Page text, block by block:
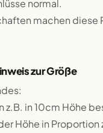
normal.
machen diese
zur Größe
z.B. in 10cm Höhe
Höhe in